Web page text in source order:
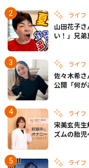
ライフ
山田花子
い！」兄
ライフ
佐々木希
公開「何
ライフ
宋美玄先
ズムの胎
ライフ